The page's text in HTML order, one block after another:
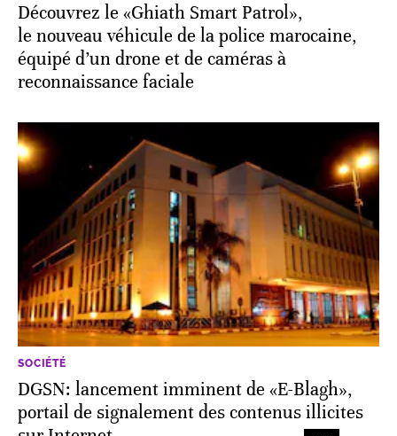
Découvrez le «Ghiath Smart Patrol»,
le nouveau véhicule de la police marocaine,
équipé d’un drone et de caméras à
reconnaissance faciale
SOCIÉTÉ
DGSN: lancement imminent de «E-Blagh»,
portail de signalement des contenus illicites